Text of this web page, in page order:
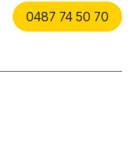
0487 74 50 70